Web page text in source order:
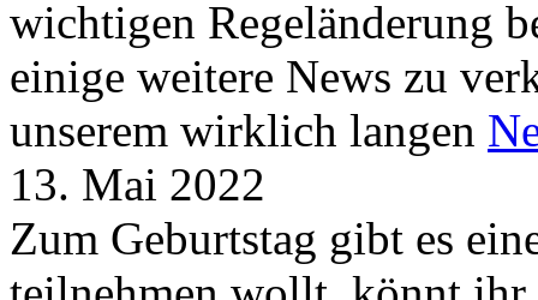
wichtigen Regeländerung
einige weitere News zu
unserem wirklich langen
13. Mai 2022
Zum Geburtstag gibt es